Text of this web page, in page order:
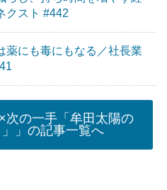
クスト #442
薬にも毒にもなる／社長業
次の一手「牟田太陽の
」の記事一覧へ